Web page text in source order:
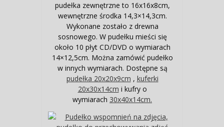
pudełka zewnętrzne to 16x16x8cm,
wewnętrzne środka 14,3×14,3cm.
Wykonane zostało z drewna
sosnowego. W pudełku mieści się
około 10 płyt CD/DVD o wymiarach
14×12,5cm. Można zamówić pudełko
w innych wymiarach. Dostępne są
pudełka 20x20x9cm , kuferki
20x30x14cm i kufry o
wymiarach 30x40x14cm.